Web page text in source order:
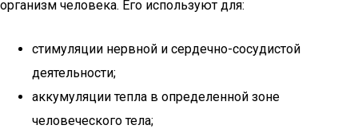
организм человека. Его используют для:
стимуляции нервной и сердечно-сосудистой
деятельности;
аккумуляции тепла в определенной зоне
человеческого тела;